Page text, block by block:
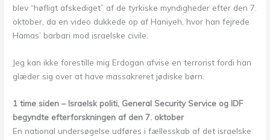
blev “høfligt afskediget” af de tyrkiske myndigheder efter den 7.
oktober, da en video dukkede op af Haniyeh, hvor han fejrede
Hamas’ barbari mod israelske civile.
Jeg kan ikke forestille mig Erdogan afvise en terrorist fordi han
glæder sig over at have massakreret jødiske børn.
1 time siden – Israelsk politi, General Security Service og IDF
begyndte efterforskningen af den 7. oktober
En national undersøgelse udføres i fællesskab af det israelske